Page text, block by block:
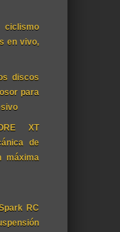
en vivo,
discos
para
XT
de
máxima
RC